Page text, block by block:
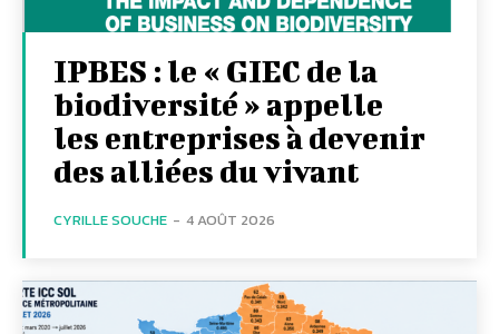
IPBES : le « GIEC de la
biodiversité » appelle
les entreprises à devenir
des alliées du vivant
CYRILLE SOUCHE - 4 AOÛT 2026